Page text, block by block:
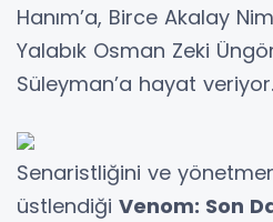
Hanım’a, Birce Akalay
Yalabık Osman Zeki
Süleyman’a hayat veriyor.
Senaristliğini ve
üstlendiği Venom: Son